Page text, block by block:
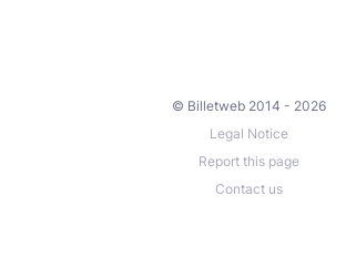
© Billetweb 2014 - 2026
Legal Notice
Report this page
Contact us